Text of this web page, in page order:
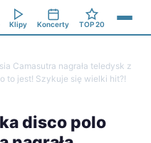
Klipy Koncerty TOP 20
Camasutra nagrała teledysk z
to jest! Szykuje się wielki hit?!
disco polo